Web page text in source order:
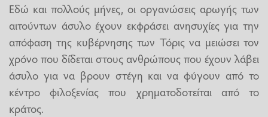
Εδώ και πολλούς μήνες, οι οργανώσεις αρωγής των
αιτούντων άσυλο έχουν εκφράσει ανησυχίες για την
απόφαση της κυβέρνησης των Τόρις να μειώσει τον
χρόνο που δίδεται στους ανθρώπους που έχουν λάβει
άσυλο για να βρουν στέγη και να φύγουν από το
κέντρο φιλοξενίας που χρηματοδοτείται από το
κράτος.